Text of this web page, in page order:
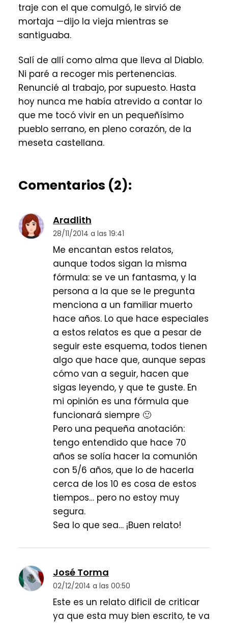
traje con el que comulgó, le sirvió de
mortaja —dijo la vieja mientras se
santiguaba.
Salí de allí como alma que lleva al Diablo.
Ni paré a recoger mis pertenencias.
Renuncié al trabajo, por supuesto. Hasta
hoy nunca me había atrevido a contar lo
que me tocó vivir en un pequeñísimo
pueblo serrano, en pleno corazón, de la
meseta castellana.
Comentarios (2):
Aradlith
28/11/2014 a las 19:41
Me encantan estos relatos,
aunque todos sigan la misma
fórmula: se ve un fantasma, y la
persona a la que se le pregunta
menciona a un familiar muerto
hace años. Lo que hace especiales
a estos relatos es que a pesar de
seguir este esquema, todos tienen
algo que hace que, aunque sepas
cómo van a seguir, hacen que
sigas leyendo, y que te guste. En
mi opinión es una fórmula que
funcionará siempre 🙂
Pero una pequeña anotación:
tengo entendido que hace 70
años se solía hacer la comunión
con 5/6 años, que lo de hacerla
cerca de los 10 es cosa de estos
tiempos… pero no estoy muy
segura.
Sea lo que sea… ¡Buen relato!
José Torma
02/12/2014 a las 00:50
Este es un relato dificil de criticar
ya que esta muy bien escrito, te va